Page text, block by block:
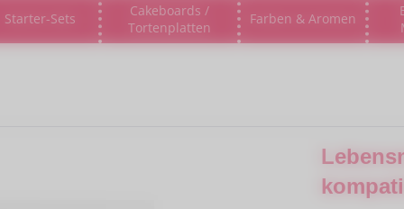
% Sale %
Dropdown der Kategorie Lebensmitteltinte
oder Schließe das Dropdown der Kategorie Esspapier
Starter-Sets
Cakeboards /
Tortenplatten
Farben & Aromen